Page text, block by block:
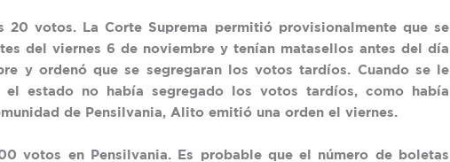
20 votos. La Corte Suprema permitió provisionalmente que se
del viernes 6 de noviembre y tenían matasellos antes del día
y ordenó que se segregaran los votos tardíos. Cuando se le
estado no había segregado los votos tardíos, como había
de Pensilvania, Alito emitió una orden el viernes.
votos en Pensilvania. Es probable que el número de boletas